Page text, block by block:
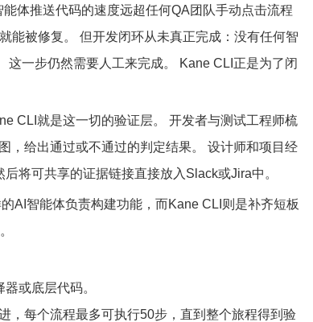
体推送代码的速度远超任何QA团队手动点击流程
能被修复。 但开发闭环从未真正完成：没有任何智
一步仍然需要人工来完成。 Kane CLI正是为了闭
CLI就是这一切的验证层。 开发者与测试工程师梳
，给出通过或不通过的判定结果。 设计师和项目经
将可共享的证据链接直接放入Slack或Jira中。
AI智能体负责构建功能，而Kane CLI则是补齐短板
或底层代码。
，每个流程最多可执行50步，直到整个旅程得到验